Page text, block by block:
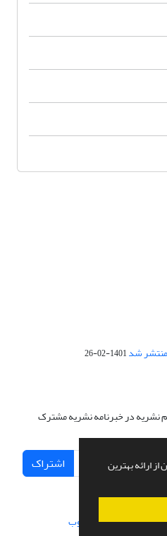
ارائه بهترین
1401-02-26
نشریه در خبرنامه نشریه مشترک
اشتراک
و پیاده سازی از سیناوب